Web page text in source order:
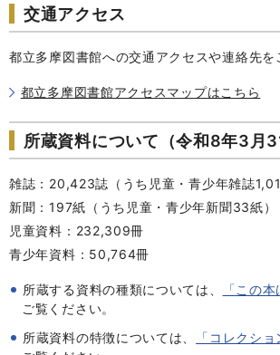
交通アクセス
都立多摩図書館への交通アクセスや連絡先を
都立多摩図書館アクセスマップはこちら
所蔵資料について（令和8年3月
雑誌：20,423誌（うち児童・青少年雑誌
新聞：197紙（うち児童・青少年新聞33紙）
児童資料：232,309冊
青少年資料：50,764冊
所蔵する資料の種類については、 「この
ご覧ください。
所蔵資料の特徴については、
「コレクシ